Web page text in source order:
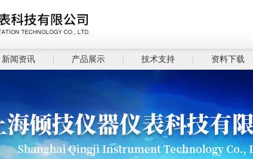
新闻资讯 产品展示 技术支持 资料下载